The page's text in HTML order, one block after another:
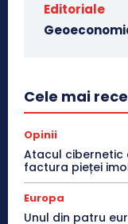
Editoriale
Cele mai
Opinii
Atacul cibernetic
factura pieței
Europa
Unul din patru